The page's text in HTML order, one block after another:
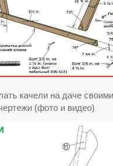
качели на даче
(фото и видео)